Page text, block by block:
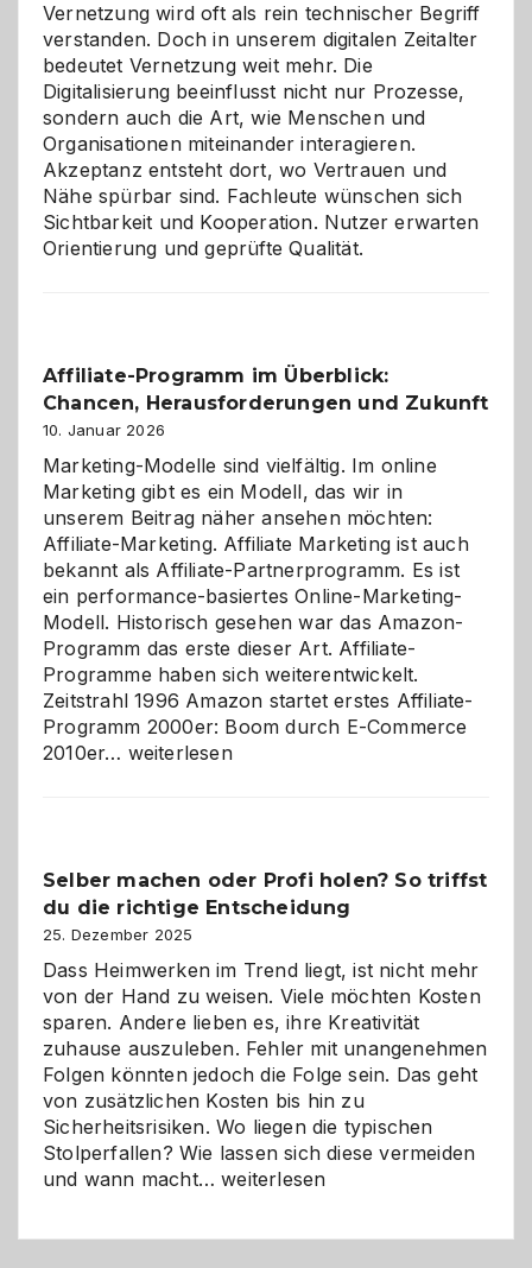
Vernetzung wird oft als rein technischer Begriff
verstanden. Doch in unserem digitalen Zeitalter
bedeutet Vernetzung weit mehr. Die
Digitalisierung beeinflusst nicht nur Prozesse,
sondern auch die Art, wie Menschen und
Organisationen miteinander interagieren.
Akzeptanz entsteht dort, wo Vertrauen und
Nähe spürbar sind. Fachleute wünschen sich
Sichtbarkeit und Kooperation. Nutzer erwarten
Orientierung und geprüfte Qualität.
Affiliate-Programm im Überblick:
Chancen, Herausforderungen und Zukunft
10. Januar 2026
Marketing-Modelle sind vielfältig. Im online
Marketing gibt es ein Modell, das wir in
unserem Beitrag näher ansehen möchten:
Affiliate-Marketing. Affiliate Marketing ist auch
bekannt als Affiliate-Partnerprogramm. Es ist
ein performance-basiertes Online-Marketing-
Modell. Historisch gesehen war das Amazon-
Programm das erste dieser Art. Affiliate-
Programme haben sich weiterentwickelt.
Zeitstrahl 1996 Amazon startet erstes Affiliate-
Programm 2000er: Boom durch E-Commerce
2010er… Affiliate-
Herausforderungen
und
Zukunft
weiterlesen
Selber machen oder Profi holen? So triffst
du die richtige Entscheidung
25. Dezember 2025
Dass Heimwerken im Trend liegt, ist nicht mehr
von der Hand zu weisen. Viele möchten Kosten
sparen. Andere lieben es, ihre Kreativität
zuhause auszuleben. Fehler mit unangenehmen
Folgen könnten jedoch die Folge sein. Das geht
von zusätzlichen Kosten bis hin zu
Sicherheitsrisiken. Wo liegen die typischen
Stolperfallen? Wie lassen sich diese vermeiden
und wann macht…Selber
weiterlesen